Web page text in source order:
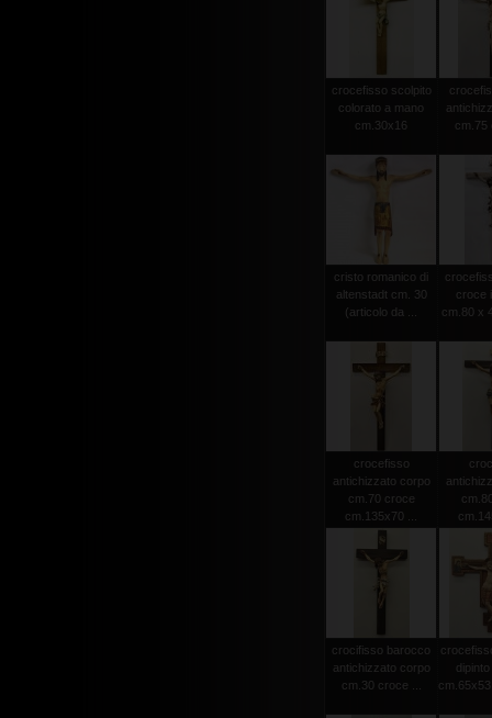
crocefisso scolpito
colorato a mano
cm.30x16
cm.75
cristo romanico di
altenstadt cm. 30
(articolo da ...
croce
cm.80 x
crocefisso
antichizzato corpo
cm.70 croce
cm.135x70 ...
crocifisso barocco
antichizzato corpo
cm.30 croce ...